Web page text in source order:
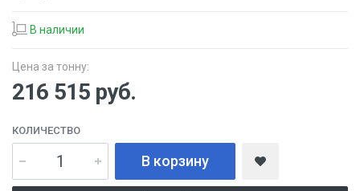
В наличии
Цена за тонну:
216 515 руб.
КОЛИЧЕСТВО
В корзину